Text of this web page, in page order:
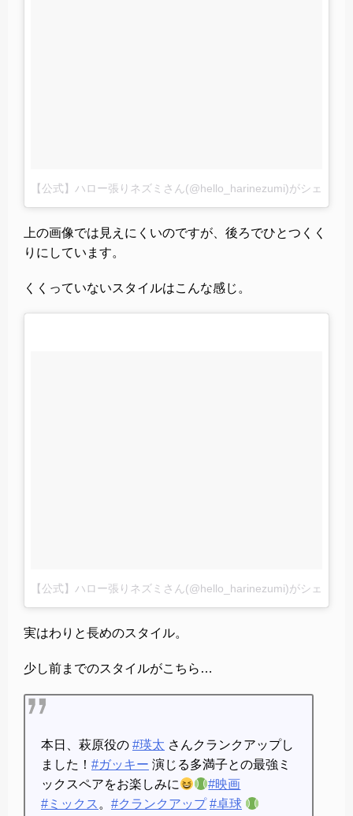
【公式】ハロー張りネズミさん(@hello_harinezumi)がシェアし
上の画像では見えにくいのですが、後ろでひとつくく
りにしています。
くくっていないスタイルはこんな感じ。
【公式】ハロー張りネズミさん(@hello_harinezumi)がシェアし
実はわりと長めのスタイル。
少し前までのスタイルがこちら…
本日、萩原役の #瑛太 さんクランクアップし
ました！ #ガッキー 演じる多満子との最強ミ
ックスペアをお楽しみに
#映画
#ミックス 。 #クランクアップ #卓球